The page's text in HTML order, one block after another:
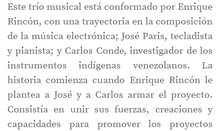
Este trío musical está conformado por Enrique
Rincón, con una trayectoria en la composición
de la música electrónica; José Paris, tecladista
y pianista; y Carlos Conde, investigador de los
instrumentos indígenas venezolanos. La
historia comienza cuando Enrique Rincón le
plantea a José y a Carlos armar el proyecto.
Consistía en unir sus fuerzas, creaciones y
capacidades para promover los proyectos